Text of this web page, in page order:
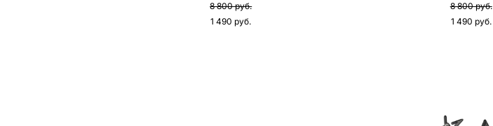
8 800 pуб.
1 490 pуб.
8 800 pуб.
1 490 pуб.